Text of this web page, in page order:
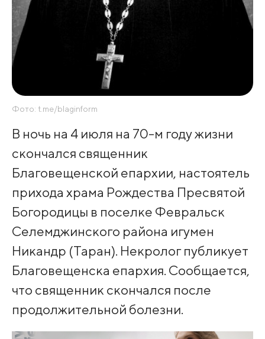
Фото: t.me/blaginform
В ночь на 4 июля на 70-м году жизни
скончался священник
Благовещенской епархии, настоятель
прихода храма Рождества Пресвятой
Богородицы в поселке Февральск
Селемджинского района игумен
Никандр (Таран). Некролог публикует
Благовещенска епархия. Сообщается,
что священник скончался после
продолжительной болезни.